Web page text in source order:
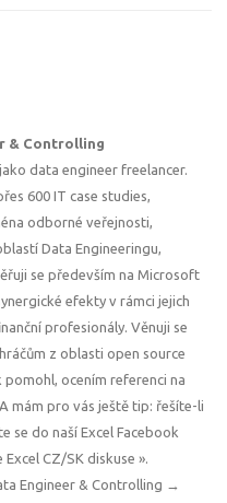
& Controlling
data engineer freelancer.
600 IT case studies,
odborné veřejnosti,
Data Engineeringu,
se především na Microsoft
efekty v rámci jejich
profesionály. Věnuji se
z oblasti open source
ocením referenci na
mám pro vás ještě tip: řešíte-li
se do naší Excel Facebook
Excel CZ/SK diskuse ».
Engineer & Controlling →